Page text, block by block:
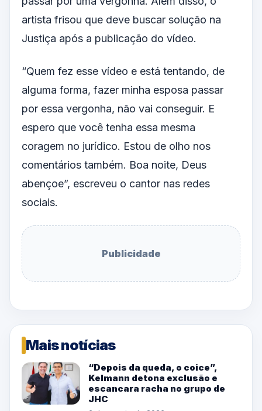
artista frisou que deve buscar solução na
Justiça após a publicação do vídeo.
“Quem fez esse vídeo e está tentando, de
alguma forma, fazer minha esposa passar
por essa vergonha, não vai conseguir. E
espero que você tenha essa mesma
coragem no jurídico. Estou de olho nos
comentários também. Boa noite, Deus
abençoe”, escreveu o cantor nas redes
sociais.
Publicidade
Mais notícias
“Depois da queda, o coice”,
Kelmann detona exclusão e
escancara racha no grupo de
JHC